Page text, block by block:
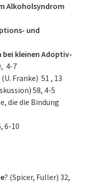
Alkoholsyndrom
und
kleinen Adoptiv-
4-7
(U. Franke) 51 , 13
58, 4-5
die die Bindung
6-10
? (Spicer, Fuller) 32,